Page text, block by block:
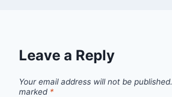
Leave a Reply
Your email address will not be published.
marked *